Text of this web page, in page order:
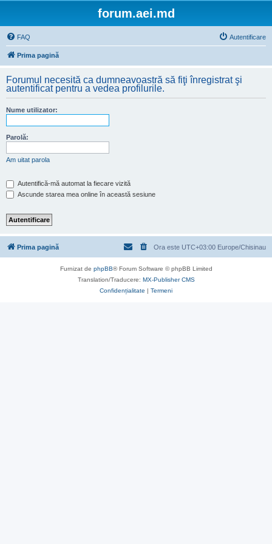
forum.aei.md
FAQ Autentificare
Prima pagină
Forumul necesită ca dumneavoastră să fiţi înregistrat şi
autentificat pentru a vedea profilurile.
Nume utilizator:
Parolă:
Am uitat parola
Autentifică-mă automat la fiecare vizită
Ascunde starea mea online în această sesiune
Prima pagină Ora este UTC+03:00 Europe/Chisinau
Furnizat de phpBB® Forum Software © phpBB Limited
Translation/Traducere: MX-Publisher CMS
Confidențialitate | Termeni